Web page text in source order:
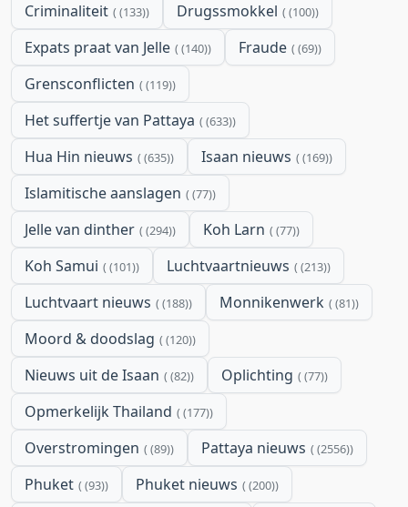
Criminaliteit (133) Drugssmokkel (100)
Expats praat van Jelle (140) Fraude (69)
Grensconflicten (119)
Het suffertje van Pattaya (633)
Hua Hin nieuws (635) Isaan nieuws (169)
Islamitische aanslagen (77)
Jelle van dinther (294) Koh Larn (77)
Koh Samui (101) Luchtvaartnieuws (213)
Luchtvaart nieuws (188) Monnikenwerk (81)
Moord & doodslag (120)
Nieuws uit de Isaan (82) Oplichting (77)
Opmerkelijk Thailand (177)
Overstromingen (89) Pattaya nieuws (2556)
Phuket (93) Phuket nieuws (200)